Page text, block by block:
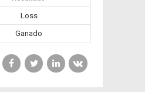
Loss
Ganado